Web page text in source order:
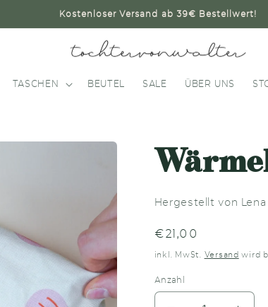
Kostenloser Versand ab 39€ Bestellwert!
TASCHEN BEUTEL SALE ÜBER UNS
Hergestellt von Lena
Normaler
Preis
€21,00
inkl. MwSt. Versand wird
Anzahl